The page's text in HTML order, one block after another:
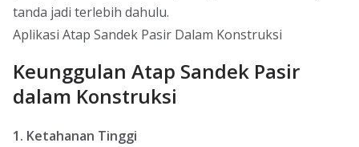
tanda jadi terlebih dahulu.
Aplikasi Atap Sandek Pasir Dalam Konstruksi
Keunggulan Atap Sandek Pasir
dalam Konstruksi
1. Ketahanan Tinggi